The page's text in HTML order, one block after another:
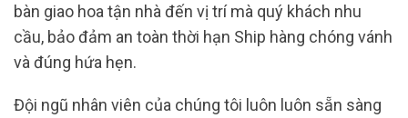
bàn giao hoa tận nhà đến vị trí mà quý khách nhu
cầu, bảo đảm an toàn thời hạn Ship hàng chóng vánh
và đúng hứa hẹn.
Đội ngũ nhân viên của chúng tôi luôn luôn sẵn sàng